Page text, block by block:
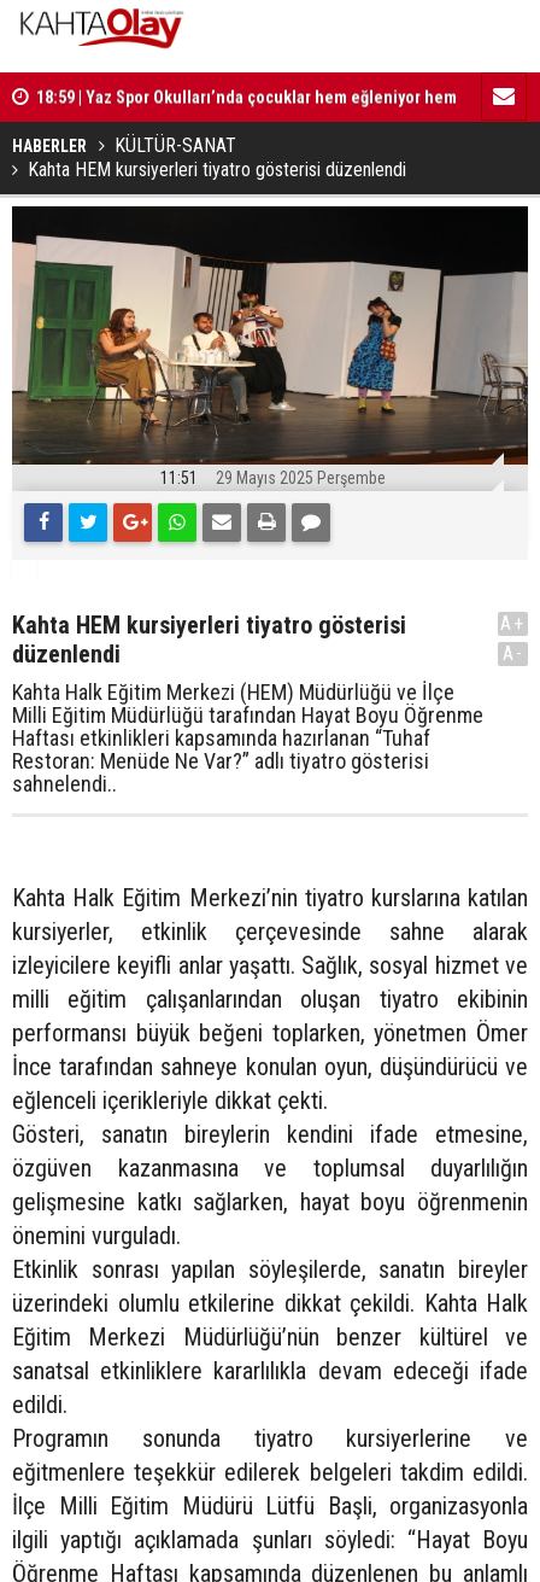
18:59 | Yaz Spor Okulları’nda çocuklar hem eğleniyor hem
de eğitim alıyor
17:35 |
HABERLER
KÜLTÜR-SANAT
Kahta HEM kursiyerleri tiyatro gösterisi düzenlendi
11:51 29 Mayıs 2025 Perşembe
Kahta HEM kursiyerleri tiyatro gösterisi
düzenlendi
Kahta Halk Eğitim Merkezi (HEM) Müdürlüğü ve İlçe
Milli Eğitim Müdürlüğü tarafından Hayat Boyu Öğrenme
Haftası etkinlikleri kapsamında hazırlanan “Tuhaf
Restoran: Menüde Ne Var?” adlı tiyatro gösterisi
sahnelendi..
A+
A-
Kahta Halk Eğitim Merkezi’nin tiyatro kurslarına katılan
kursiyerler, etkinlik çerçevesinde sahne alarak
izleyicilere keyifli anlar yaşattı. Sağlık, sosyal hizmet ve
milli eğitim çalışanlarından oluşan tiyatro ekibinin
performansı büyük beğeni toplarken, yönetmen Ömer
İnce tarafından sahneye konulan oyun, düşündürücü ve
eğlenceli içerikleriyle dikkat çekti.
Gösteri, sanatın bireylerin kendini ifade etmesine,
özgüven kazanmasına ve toplumsal duyarlılığın
gelişmesine katkı sağlarken, hayat boyu öğrenmenin
önemini vurguladı.
Etkinlik sonrası yapılan söyleşilerde, sanatın bireyler
üzerindeki olumlu etkilerine dikkat çekildi. Kahta Halk
Eğitim Merkezi Müdürlüğü’nün benzer kültürel ve
sanatsal etkinliklere kararlılıkla devam edeceği ifade
edildi.
Programın sonunda tiyatro kursiyerlerine ve
eğitmenlere teşekkür edilerek belgeleri takdim edildi.
İlçe Milli Eğitim Müdürü Lütfü Başli, organizasyonla
ilgili yaptığı açıklamada şunları söyledi: “Hayat Boyu
Öğrenme Haftası kapsamında düzenlenen bu anlamlı